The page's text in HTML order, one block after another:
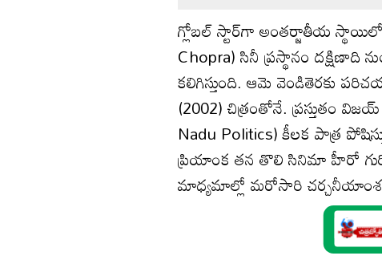
గ్లోబల్ స్టార్‌గా అంతర్జాతీయ స్థాయిలో
Chopra) సినీ ప్రస్థానం
కలిగిస్తుంది. ఆమె వెండితెరకు
(2002) చిత్రంతోనే. ప్రస్తుతం
Nadu Politics) కీలక పాత్ర
ప్రియాంక తన తొలి సినిమా హీరో
మాధ్యమాల్లో మరోసారి